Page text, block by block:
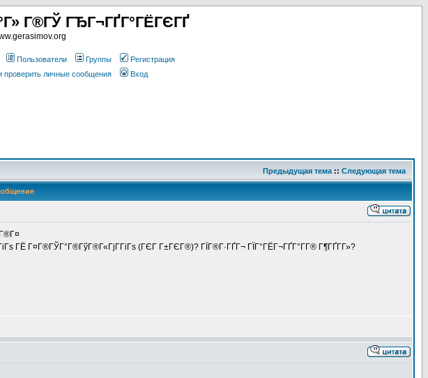
Г®ГЎ ГЂГ¬ГҐГ°ГЁГЄГҐ
Пользователи Группы
Регистрация
проверить личные сообщения Вход
Предыдущая тема :: Следующая тема
ГЁ Г¤Г®ГЎГ°Г®ГўГ®Г«ГјГ­ГіГѕ (ГЄГ Г±ГЄГ®)? ГЇГ®Г·ГҐГ¬ ГЇГ°ГЁГ¬ГҐГ°Г­Г® Г¶ГҐГ­Г»?